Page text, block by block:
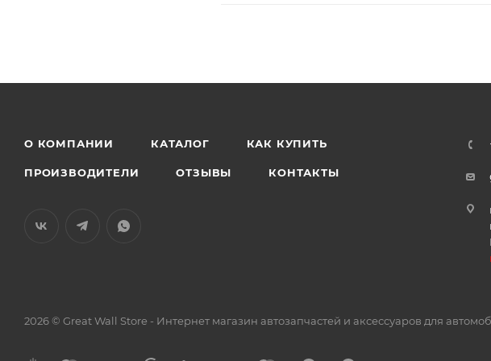
О КОМПАНИИ КАТАЛОГ КАК КУПИТЬ
ПРОИЗВОДИТЕЛИ ОТЗЫВЫ КОНТАКТЫ
2026 © Great Wall Store - Интернет магазин автозапчастей и аксессуаров для